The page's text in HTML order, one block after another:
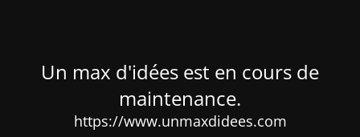
Un max d'idées est en cours de
maintenance.
https://www.unmaxdidees.com